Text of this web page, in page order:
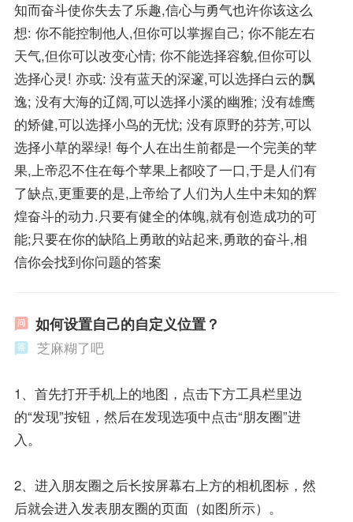
知而奋斗使你失去了乐趣,信心与勇气也许你该这么
想: 你不能控制他人,但你可以掌握自己; 你不能左右
天气,但你可以改变心情; 你不能选择容貌,但你可以
选择心灵! 亦或: 没有蓝天的深邃,可以选择白云的飘
逸; 没有大海的辽阔,可以选择小溪的幽雅; 没有雄鹰
的矫健,可以选择小鸟的无忧; 没有原野的芬芳,可以
选择小草的翠绿! 每个人在出生前都是一个完美的苹
果,上帝忍不住在每个苹果上都咬了一口,于是人们有
了缺点,更重要的是,上帝给了人们为人生中未知的辉
煌奋斗的动力.只要有健全的体魄,就有创造成功的可
能;只要在你的缺陷上勇敢的站起来,勇敢的奋斗,相
信你会找到你问题的答案
如何设置自己的自定义位置？
芝麻糊了吧
1、首先打开手机上的地图，点击下方工具栏里边
的“发现”按钮，然后在发现选项中点击“朋友圈”进
入。
2、进入朋友圈之后长按屏幕右上方的相机图标，然
后就会进入发表朋友圈的页面（如图所示）。